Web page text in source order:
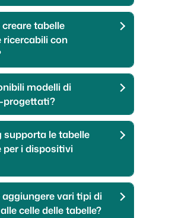
tabelle
ricercabili con
modelli di
progettati?
supporta le tabelle
per i dispositivi
aggiungere vari tipi di
celle delle tabelle?